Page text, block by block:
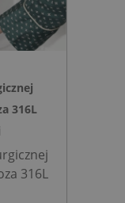
316L
316L